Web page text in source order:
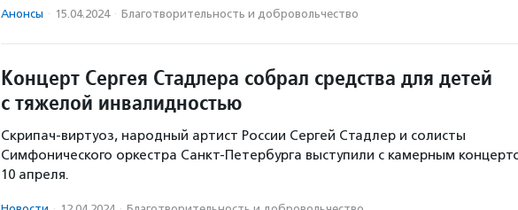
Анонсы · 15.04.2024 · Благотвори­тель­ность и доброволь­чест­во
Концерт Сергея Стадлера собрал средства для детей
с тяжелой инвалидностью
Скрипач-виртуоз, народный артист России Сергей Стадлер и солисты
Симфонического оркестра Санкт-Петербурга выступили с камерным
10 апреля.